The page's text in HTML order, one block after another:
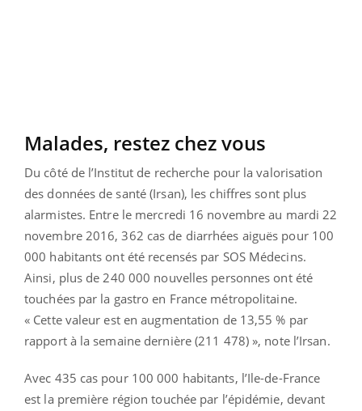
Malades, restez chez vous
Du côté de l’Institut de recherche pour la valorisation
des données de santé (Irsan), les chiffres sont plus
alarmistes. Entre le mercredi 16 novembre au mardi 22
novembre 2016, 362 cas de diarrhées aiguës pour 100
000 habitants ont été recensés par SOS Médecins.
Ainsi, plus de 240 000 nouvelles personnes ont été
touchées par la gastro en France métropolitaine.
« Cette valeur est en augmentation de 13,55 % par
rapport à la semaine dernière (211 478) », note l’Irsan.
Avec 435 cas pour 100 000 habitants, l’Ile-de-France
est la première région touchée par l’épidémie, devant